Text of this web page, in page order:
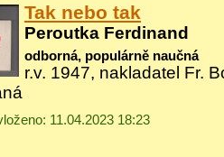
Tak nebo tak
Peroutka Ferdinand
odborná, populárně naučná
r.v. 1947, nakladatel Fr.
11.04.2023 18:23